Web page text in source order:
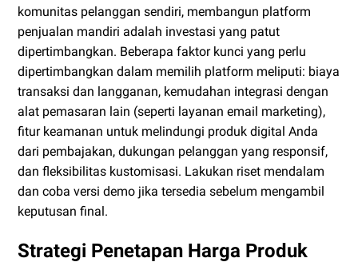
komunitas pelanggan sendiri, membangun platform
penjualan mandiri adalah investasi yang patut
dipertimbangkan. Beberapa faktor kunci yang perlu
dipertimbangkan dalam memilih platform meliputi: biaya
transaksi dan langganan, kemudahan integrasi dengan
alat pemasaran lain (seperti layanan email marketing),
fitur keamanan untuk melindungi produk digital Anda
dari pembajakan, dukungan pelanggan yang responsif,
dan fleksibilitas kustomisasi. Lakukan riset mendalam
dan coba versi demo jika tersedia sebelum mengambil
keputusan final.
Strategi Penetapan Harga Produk